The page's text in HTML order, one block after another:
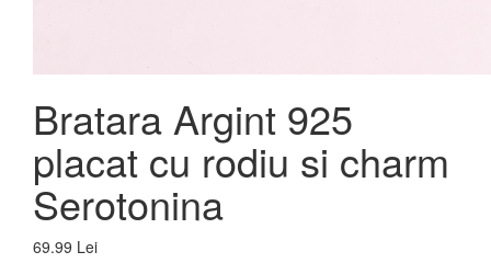
Bratara Argint 925
placat cu rodiu si charm
Serotonina
69.99 Lei